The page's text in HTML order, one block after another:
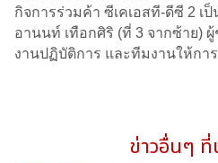
กิจการร่วมค้า ซีเคเอสที-ดีซี 2 เ
อานนท์ เทือกศิริ (ที่ 3 จากซ้าย)
งานปฏิบัติการ และทีมงานให้กา
ข่าวอื่นๆ ที่